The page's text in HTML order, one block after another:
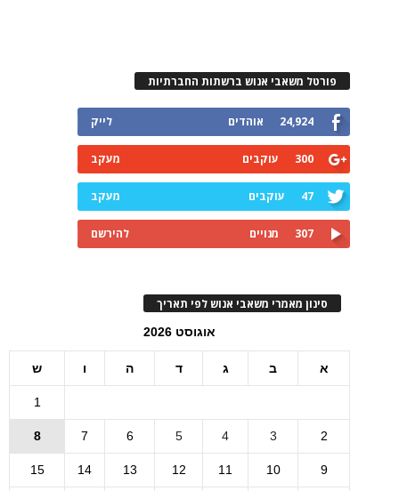
פורטל משאבי אנוש ברשתות החברתיות
24,924 אוהדים לייק
300 עוקבים מעקב
47 עוקבים מעקב
307 מנויים להירשם
סינון מאמרי משאבי אנוש לפי תאריך
אוגוסט 2026
א ב ג ד ה ו ש
1
2
3
4
5
6
7
8
9
10
11
12
13
14
15